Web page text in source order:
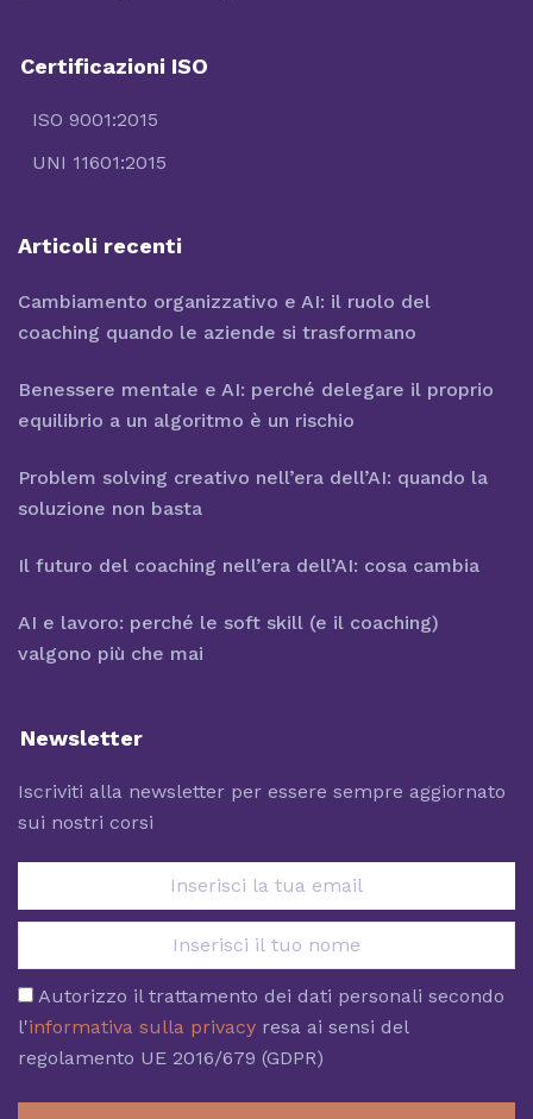
Certificazioni ISO
ISO 9001:2015
UNI 11601:2015
Articoli recenti
Cambiamento organizzativo e AI: il ruolo del
coaching quando le aziende si trasformano
Benessere mentale e AI: perché delegare il proprio
equilibrio a un algoritmo è un rischio
Problem solving creativo nell’era dell’AI: quando la
soluzione non basta
Il futuro del coaching nell’era dell’AI: cosa cambia
AI e lavoro: perché le soft skill (e il coaching)
valgono più che mai
Newsletter
Iscriviti alla newsletter per essere sempre aggiornato
sui nostri corsi
Autorizzo il trattamento dei dati personali secondo
l'informativa sulla privacy resa ai sensi del
regolamento UE 2016/679 (GDPR)